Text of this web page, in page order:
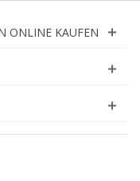
ONLINE KAUFEN